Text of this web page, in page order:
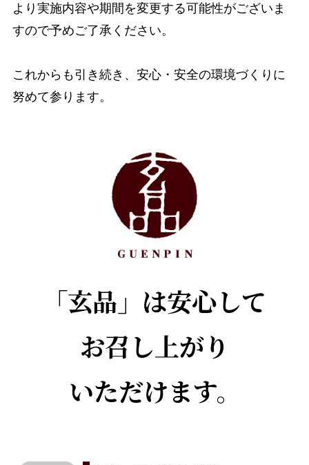
より実施内容や期間を変更する可能性がございま
すので予めご了承ください。
これからも引き続き、安心・安全の環境づくりに
努めて参ります。
「玄品」は安心して
お召し上がり
いただけます。